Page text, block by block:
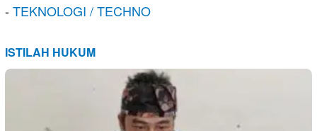
-TEKNOLOGI / TECHNO
ISTILAH HUKUM